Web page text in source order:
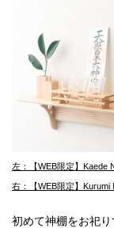
左：【WEB限定】Kaede
右：【WEB限定】Kurumi
初めて神棚をお祀